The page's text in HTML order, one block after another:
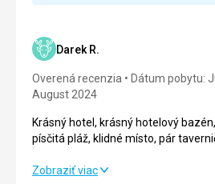
Darek R.
Overená recenzia Dátum pobytu:
August 2024
Krásný hotel, krásný hotelový
písčitá pláž, klidné místo, pár
Krásný hotel, krásný hotelový
Zobraziť viac